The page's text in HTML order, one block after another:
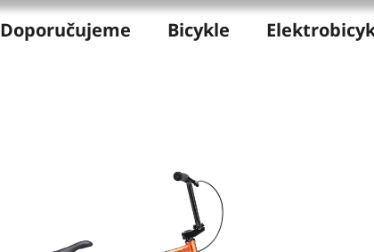
Doporučujeme Bicykle